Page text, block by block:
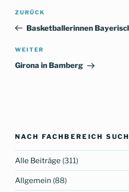
Beitragsnavigation
Vorheriger
Beitrag
ZURÜCK
Basketballerinnen
Nächster
Beitrag
WEITER
Girona in Bamberg
NACH FACHBEREICH
Alle Beiträge (311)
Allgemein (88)